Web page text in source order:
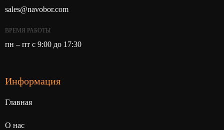
sales@navobor.com
ВРЕМЯ РАБОТЫ
пн – пт с 9:00 до 17:30
Информация
Главная
О нас